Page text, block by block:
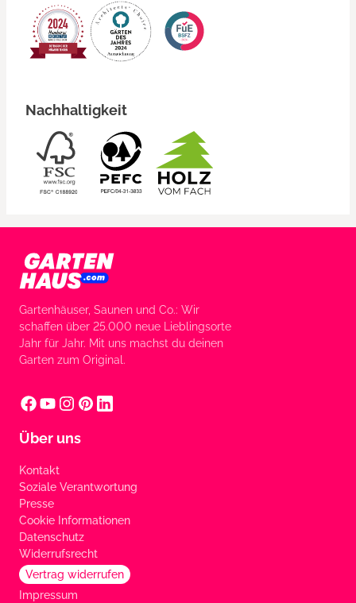
Nachhaltigkeit
Gartenhäuser, Saunen und Co.: Wir
schaffen über 25.000 neue Lieblingsorte
Jahr für Jahr. Mit uns machst du deinen
Garten zum Original.
Über uns
Kontakt
Soziale Verantwortung
Presse
Cookie Informationen
Datenschutz
Widerrufsrecht
Vertrag widerrufen
Impressum